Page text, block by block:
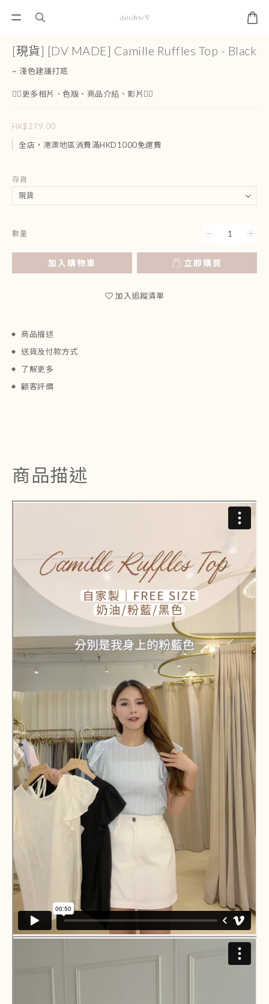
[現貨] [DV MADE] Camille Ruffles Top - Black
~ 淺色建議打底
👇🏻更多相片、色版、商品介紹、影片👇🏻
HK$279.00
全店，港澳地區消費滿HKD1000免運費
存貨
數量
加入購物車 立即購買
加入追蹤清單
商品描述
送貨及付款方式
了解更多
顧客評價
商品描述